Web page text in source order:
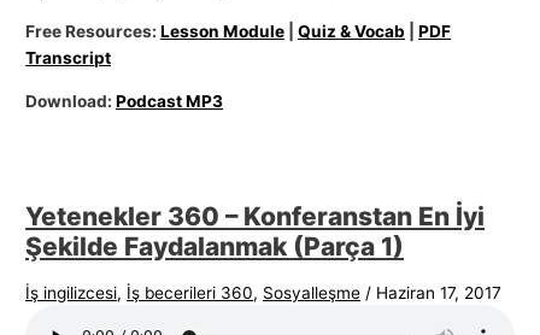
Free Resources:Lesson Module |Quiz & Vocab |PDF
Transcript
Download:Podcast MP3
Yetenekler 360 – Konferanstan En İyi
Şekilde Faydalanmak (Parça 1)
İş ingilizcesi, İş becerileri 360, Sosyalleşme / Haziran 17, 2017